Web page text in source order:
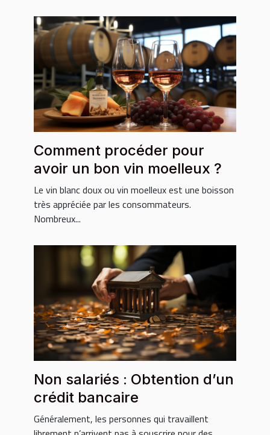
Comment procéder pour
avoir un bon vin moelleux ?
Le vin blanc doux ou vin moelleux est une boisson
très appréciée par les consommateurs.
Nombreux...
Non salariés : Obtention d’un
crédit bancaire
Généralement, les personnes qui travaillent